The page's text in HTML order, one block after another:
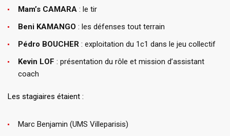
Mam’s CAMARA : le tir
Beni KAMANGO : les défenses tout terrain
Pédro BOUCHER : exploitation du 1c1 dans le jeu collectif
Kevin LOF : présentation du rôle et mission d’assistant
coach
Les stagiaires étaient :
Marc Benjamin (UMS Villeparisis)